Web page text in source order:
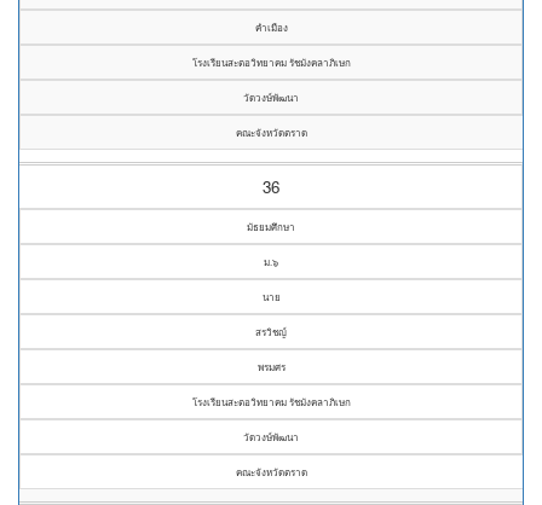
คำเมือง
โรงเรียนสะตอวิทยาคม รัชมังคลาภิเษก
วัดวงษ์พัฒนา
คณะจังหวัดตราด
36
มัธยมศึกษา
ม.๖
นาย
สรวิชญ์
พรมศร
โรงเรียนสะตอวิทยาคม รัชมังคลาภิเษก
วัดวงษ์พัฒนา
คณะจังหวัดตราด